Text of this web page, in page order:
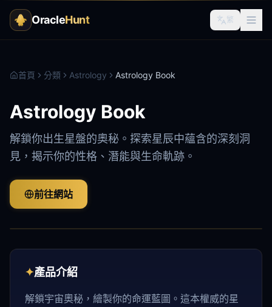
OracleHunt 繁
首頁 分類 Astrology Astrology Book
Astrology Book
解鎖你出生星盤的奧秘。探索星辰中蘊含的深刻洞
見，揭示你的性格、潛能與生命軌跡。
前往網站
✦產品介紹
解鎖宇宙奧秘，繪製你的命運藍圖。這本權威的星